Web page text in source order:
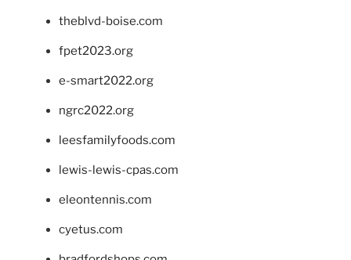
theblvd-boise.com
fpet2023.org
e-smart2022.org
ngrc2022.org
leesfamilyfoods.com
lewis-lewis-cpas.com
eleontennis.com
cyetus.com